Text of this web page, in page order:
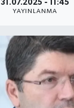
31.07.2025 - 11:45
YAYINLANMA